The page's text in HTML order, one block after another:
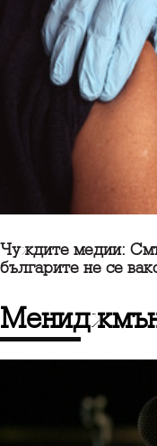
Чуждите медии:
българите не се